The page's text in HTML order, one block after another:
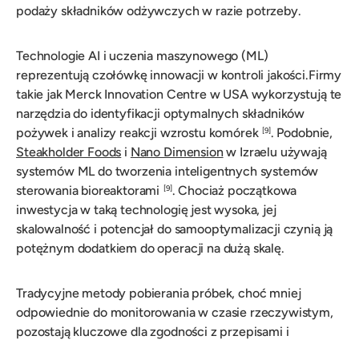
podaży składników odżywczych w razie potrzeby.
Technologie AI i uczenia maszynowego (ML)
reprezentują czołówkę innowacji w kontroli jakości.Firmy
takie jak Merck Innovation Centre w USA wykorzystują te
narzędzia do identyfikacji optymalnych składników
pożywek i analizy reakcji wzrostu komórek [9]. Podobnie,
Steakholder Foods i Nano Dimension w Izraelu używają
systemów ML do tworzenia inteligentnych systemów
sterowania bioreaktorami
[9]. Chociaż początkowa
inwestycja w taką technologię jest wysoka, jej
skalowalność i potencjał do samooptymalizacji czynią ją
potężnym dodatkiem do operacji na dużą skalę.
Tradycyjne metody pobierania próbek, choć mniej
odpowiednie do monitorowania w czasie rzeczywistym,
pozostają kluczowe dla zgodności z przepisami i